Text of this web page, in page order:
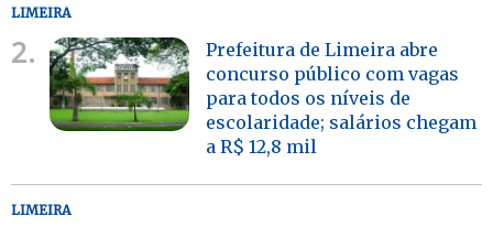
LIMEIRA
2.
Prefeitura de Limeira abre
concurso público com vagas
para todos os níveis de
escolaridade; salários chegam
a R$ 12,8 mil
LIMEIRA